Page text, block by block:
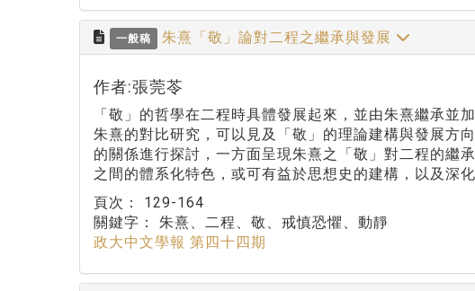
一般稿 朱熹「敬」論對二程之繼承與發展
作者:張莞苓
「敬」的哲學在二程時具體發展起來，並由朱熹繼承
朱熹的對比研究，可以見及「敬」的理論建構與發展方
的關係進行探討，一方面呈現朱熹之「敬」對二程的繼
之間的體系化特色，或可有益於思想史的建構，以及深
頁次： 129-164
關鍵字： 朱熹、二程、敬、戒慎恐懼、動靜
政大中文學報 第四十四期